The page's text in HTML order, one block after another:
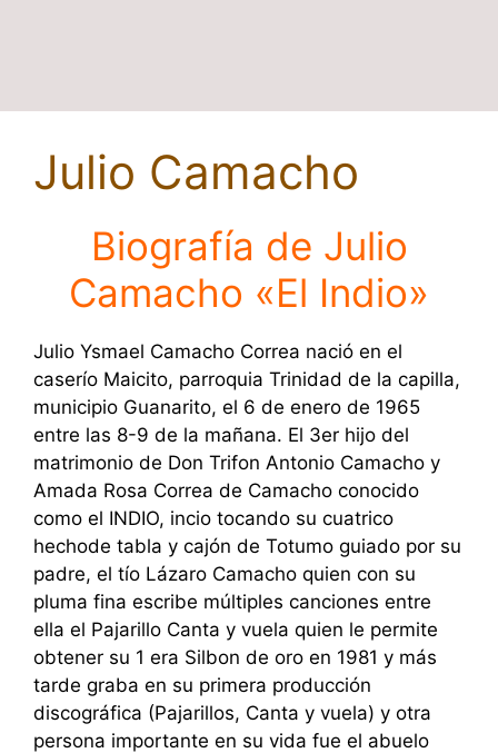
Julio Camacho
Biografía de Julio
Camacho «El Indio»
Julio Ysmael Camacho Correa nació en el
caserío Maicito, parroquia Trinidad de la capilla,
municipio Guanarito, el 6 de enero de 1965
entre las 8-9 de la mañana. El 3er hijo del
matrimonio de Don Trifon Antonio Camacho y
Amada Rosa Correa de Camacho conocido
como el INDIO, incio tocando su cuatrico
hechode tabla y cajón de Totumo guiado por su
padre, el tío Lázaro Camacho quien con su
pluma fina escribe múltiples canciones entre
ella el Pajarillo Canta y vuela quien le permite
obtener su 1 era Silbon de oro en 1981 y más
tarde graba en su primera producción
discográfica (Pajarillos, Canta y vuela) y otra
persona importante en su vida fue el abuelo